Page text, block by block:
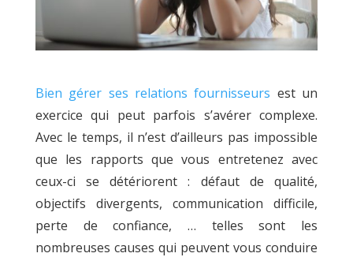
Bien gérer ses relations fournisseurs est un
exercice qui peut parfois s’avérer complexe.
Avec le temps, il n’est d’ailleurs pas impossible
que les rapports que vous entretenez avec
ceux-ci se détériorent : défaut de qualité,
objectifs divergents, communication difficile,
perte de confiance, … telles sont les
nombreuses causes qui peuvent vous conduire